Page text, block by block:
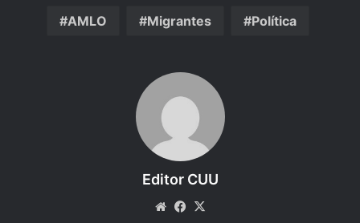
AMLO Migrantes Política
Editor CUU
WebsiteFacebook